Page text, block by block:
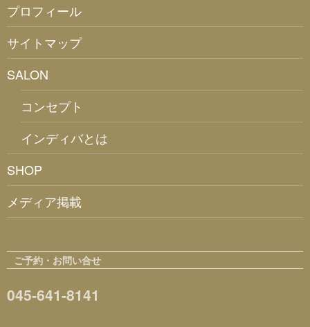
プロフィール
サイトマップ
SALON
コンセプト
インディバとは
SHOP
メディア掲載
ご予約・お問い合せ
045-641-8141